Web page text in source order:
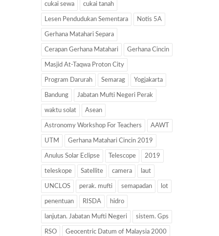
cukai sewa cukai tanah
Lesen Pendudukan Sementara Notis 5A
Gerhana Matahari Separa
Cerapan Gerhana Matahari Gerhana Cincin
Masjid At-Taqwa Proton City
Program Darurah Semarag Yogjakarta
Bandung Jabatan Mufti Negeri Perak
waktu solat Asean
Astronomy Workshop For Teachers AAWT
UTM Gerhana Matahari Cincin 2019
Anulus Solar Eclipse Telescope 2019
teleskope Satellite camera laut
UNCLOS perak. mufti semapadan lot
penentuan RISDA hidro
lanjutan. Jabatan Mufti Negeri sistem. Gps
RSO Geocentric Datum of Malaysia 2000